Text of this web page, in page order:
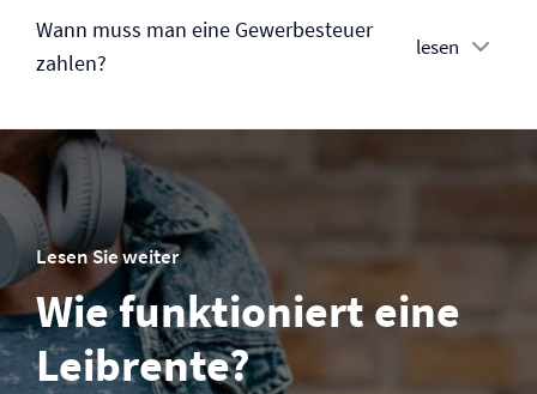
Wann muss man eine Gewerbesteuer
zahlen?
lesen
Lesen Sie weiter
Wie funktioniert eine
Leibrente?